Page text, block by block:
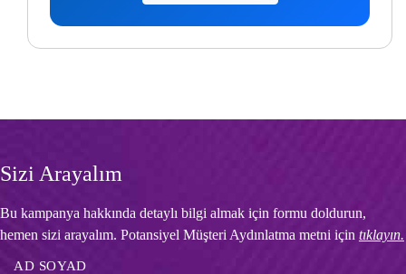
Sizi Arayalım
Bu kampanya hakkında detaylı bilgi almak için formu doldurun,
hemen sizi arayalım. Potansiyel Müşteri Aydınlatma metni için tıklayın.
AD SOYAD